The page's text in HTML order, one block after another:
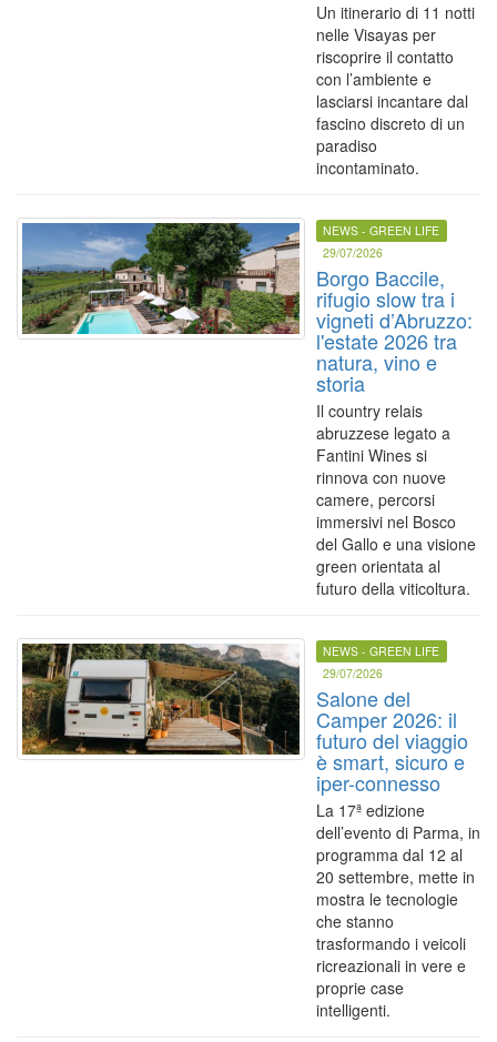
Un itinerario di 11 notti
nelle Visayas per
riscoprire il contatto
con l’ambiente e
lasciarsi incantare dal
fascino discreto di un
paradiso
incontaminato.
NEWS - GREEN LIFE
29/07/2026
Borgo Baccile,
rifugio slow tra i
vigneti d’Abruzzo:
l'estate 2026 tra
natura, vino e
storia
Il country relais
abruzzese legato a
Fantini Wines si
rinnova con nuove
camere, percorsi
immersivi nel Bosco
del Gallo e una visione
green orientata al
futuro della viticoltura.
NEWS - GREEN LIFE
29/07/2026
Salone del
Camper 2026: il
futuro del viaggio
è smart, sicuro e
iper-connesso
La 17ª edizione
dell’evento di Parma, in
programma dal 12 al
20 settembre, mette in
mostra le tecnologie
che stanno
trasformando i veicoli
ricreazionali in vere e
proprie case
intelligenti.